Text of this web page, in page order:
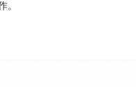
。